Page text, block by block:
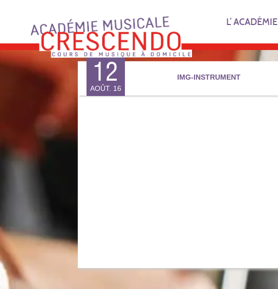
L’ ACADÉMIE
12
AOÛT. 16
IMG-INSTRUMENT